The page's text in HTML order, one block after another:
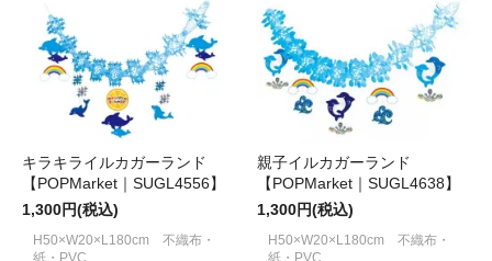
キラキライルカガーランド
【POPMarket｜SUGL4556】
1,300円(税込)
H50×W20×L180cm 不織布・
紙・PVC
親子イルカガーランド
【POPMarket｜SUGL4638】
1,300円(税込)
H50×W20×L180cm 不織布・
紙・PVC